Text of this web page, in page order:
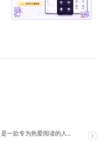
欢迎使用 Bookord。Bookord 是一款专为热爱阅读的人士设计的应用程序，旨在帮助用户记录每...